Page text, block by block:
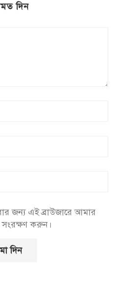
দিন
জন্য এই ব্রাউজারে আমার
করুন।